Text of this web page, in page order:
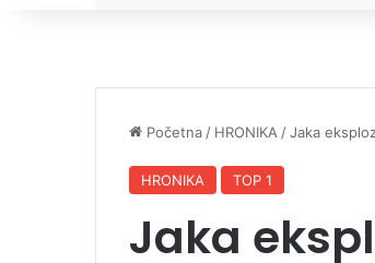
Početna / HRONIKA /Jaka
HRONIKA TOP 1
Jaka